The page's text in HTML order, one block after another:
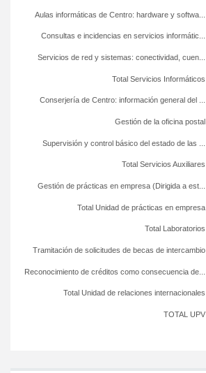
TOTAL UPV
Total Unidad de relaciones internacionales
Reconocimiento de créditos como consecuencia de...
Tramitación de solicitudes de becas de intercambio
Total Laboratorios
Total Unidad de prácticas en empresa
Gestión de prácticas en empresa (Dirigida a est...
Total Servicios Auxiliares
Supervisión y control básico del estado de las ...
Gestión de la oficina postal
Conserjería de Centro: información general del ...
Total Servicios Informáticos
Servicios de red y sistemas: conectividad, cuen...
Consultas e incidencias en servicios informátic...
Aulas informáticas de Centro: hardware y softwa...